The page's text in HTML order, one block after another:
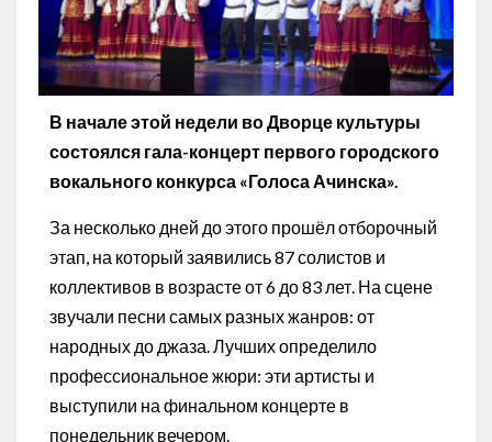
В начале этой недели во Дворце культуры
состоялся гала-концерт первого городского
вокального конкурса «Голоса Ачинска».
За несколько дней до этого прошёл отборочный
этап, на который заявились 87 солистов и
коллективов в возрасте от 6 до 83 лет. На сцене
звучали песни самых разных жанров: от
народных до джаза. Лучших определило
профессиональное жюри: эти артисты и
выступили на финальном концерте в
понедельник вечером.